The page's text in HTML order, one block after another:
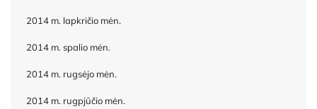
2014 m. lapkričio mėn.
2014 m. spalio mėn.
2014 m. rugsėjo mėn.
2014 m. rugpjūčio mėn.